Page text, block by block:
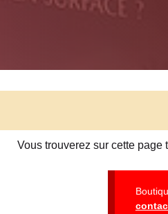
Vous trouverez sur cette